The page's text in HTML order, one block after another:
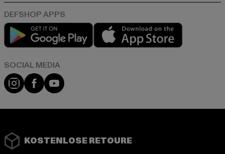
Play market
Instagram
FacebookYouTube
KOSTENLOSE RETOURE